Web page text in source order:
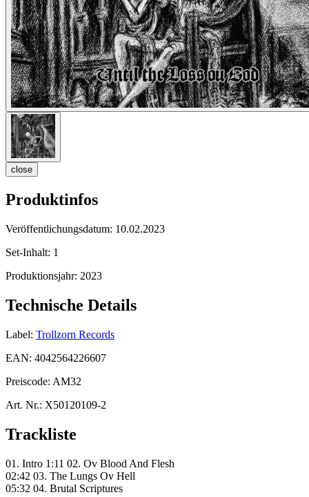
close
Produktinfos
Veröffentlichungsdatum: 10.02.2023
Set-Inhalt: 1
Produktionsjahr: 2023
Technische Details
Label: Trollzorn Records
EAN: 4042564226607
Preiscode: AM32
Art. Nr.: X50120109-2
Trackliste
01. Intro 1:11 02. Ov Blood And Flesh
02:42 03. The Lungs Ov Hell
05:32 04. Brutal Scriptures